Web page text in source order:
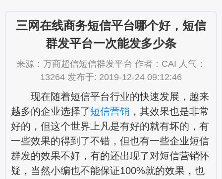
三网在线商务短信平台哪个好，短信
群发平台一次能发多少条
来源：万商超信短信群发平台 作者：CAI 人气：
13264 发布于: 2019-12-24 09:12:46
现在随着短信平台行业的快速发展，越来
越多的企业选择了短信营销 ，其效果也是非常
好的，但这个世界上凡是有好的就有坏的，有
一些效果的得到了不错，但也有一些企业短信
群发的效果不好，有的还出现了对短信营销怀
疑，当然小编也不能保证100%就的效果，也